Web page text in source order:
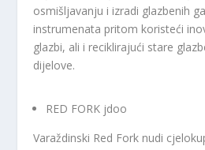
osmišljavanju i izradi glazbenih
instrumenata pritom koristeći
glazbi, ali i reciklirajući stare
dijelove.
RED FORK jdoo
Varaždinski Red Fork nudi